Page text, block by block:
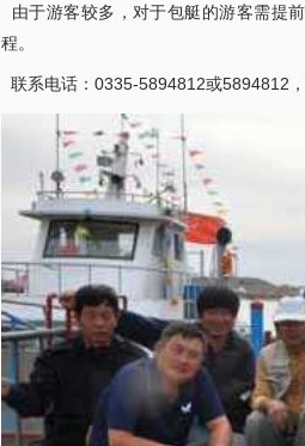
由于游客较多，对于包艇的游客需提
程。
联系电话：0335-5894812或5894812